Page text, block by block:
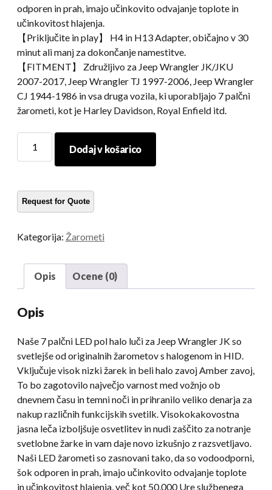
odporen in prah, imajo učinkovito odvajanje toplote in
učinkovitost hlajenja.
【Priključite in play】 H4 in H13 Adapter, običajno v 30
minut ali manj za dokončanje namestitve.
【FITMENT】 Združljivo za Jeep Wrangler JK/JKU
2007-2017, Jeep Wrangler TJ 1997-2006, Jeep Wrangler
CJ 1944-1986 in vsa druga vozila, ki uporabljajo 7 palčni
žarometi, kot je Harley Davidson, Royal Enfield itd.
LED
za
Jeep
JK
Palčni
halo
žarometi
za
Jeep
JK
količina
Dodaj v košarico
Kategorija: Žarometi
Opis Ocene (0)
Opis
Naše 7 palčni LED pol halo luči za Jeep Wrangler JK so
svetlejše od originalnih žarometov s halogenom in HID.
Vključuje visok nizki žarek in beli halo zavoj Amber zavoj,
To bo zagotovilo največjo varnost med vožnjo ob
dnevnem času in temni noči in prihranilo veliko denarja za
nakup različnih funkcijskih svetilk. Visokokakovostna
jasna leča izboljšuje osvetlitev in nudi zaščito za notranje
svetlobne žarke in vam daje novo izkušnjo z razsvetljavo.
Naši LED žarometi so zasnovani tako, da so vodoodporni,
šok odporen in prah, imajo učinkovito odvajanje toplote
in učinkovitost hlajenja, več kot 50,000 Ure službenega